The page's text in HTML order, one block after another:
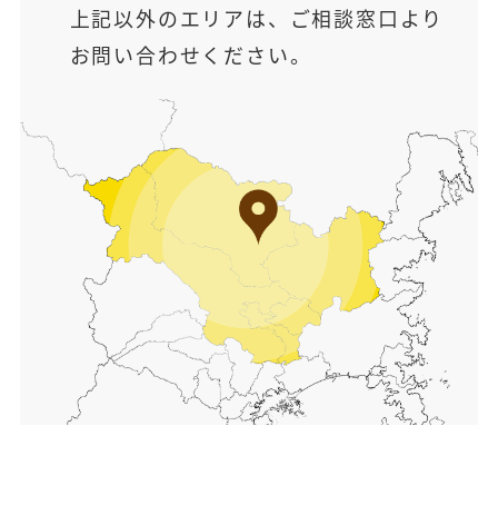
上記以外のエリアは、ご相談窓口より
お問い合わせください。